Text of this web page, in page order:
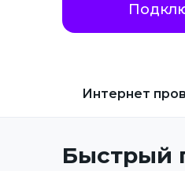
Интернет
Быстрый